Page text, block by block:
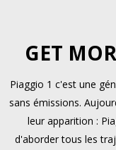
GET
Piaggio 1 c'est une
sans émissions.
leur apparition :
d'aborder tous les